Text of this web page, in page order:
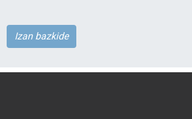
Izan bazkide